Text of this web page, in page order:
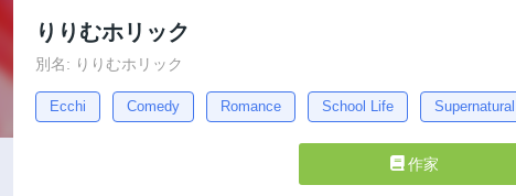
りりむホリック
別名: りりむホリック
Ecchi Comedy Romance School Life Supernatural
作家